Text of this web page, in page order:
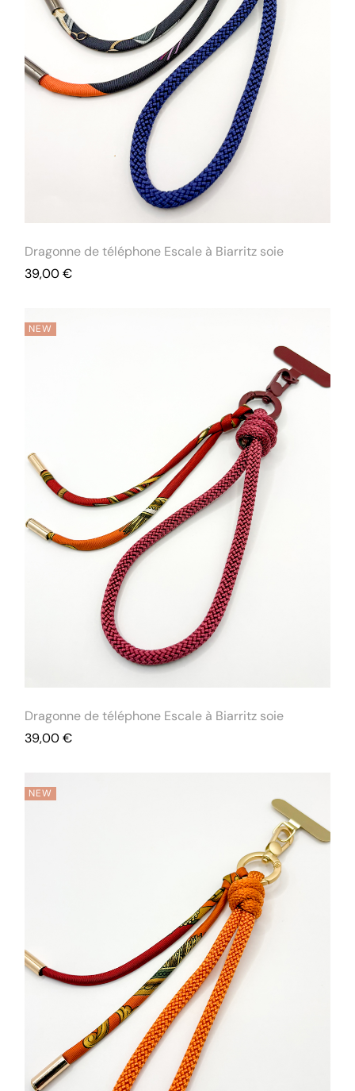
Dragonne de téléphone Escale à Biarritz soie
39,00€
NEW
Dragonne de téléphone Escale à Biarritz soie
39,00€
NEW